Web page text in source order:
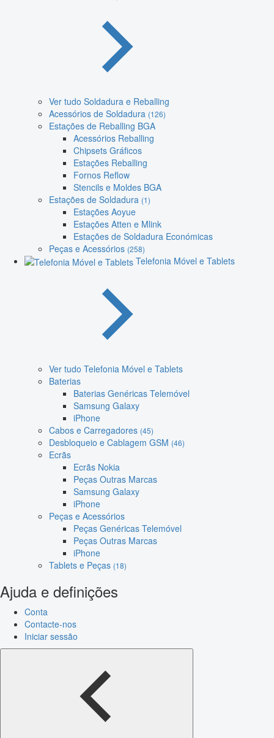
Ver tudo Soldadura e Reballing
Acessórios de Soldadura (126)
Estações de Reballing BGA
Acessórios Reballing
Chipsets Gráficos
Estações Reballing
Fornos Reflow
Stencils e Moldes BGA
Estações de Soldadura (1)
Estações Aoyue
Estações Atten e Mlink
Estações de Soldadura Económicas
Peças e Acessórios (258)
Telefonia Móvel e Tablets
Ver tudo Telefonia Móvel e Tablets
Baterias
Baterias Genéricas Telemóvel
Samsung Galaxy
iPhone
Cabos e Carregadores (45)
Desbloqueio e Cablagem GSM (46)
Ecrãs
Ecrãs Nokia
Peças Outras Marcas
Samsung Galaxy
iPhone
Peças e Acessórios
Peças Genéricas Telemóvel
Peças Outras Marcas
iPhone
Tablets e Peças (18)
Ajuda e definições
Conta
Contacte-nos
Iniciar sessão